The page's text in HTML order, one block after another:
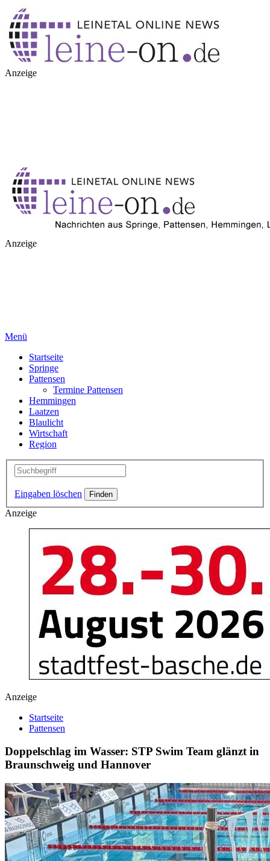
Anzeige
Anzeige
Menü
Startseite
Springe
Pattensen
Termine Pattensen
Hemmingen
Laatzen
Blaulicht
Wirtschaft
Region
Eingaben löschen
Anzeige
Anzeige
Startseite
Pattensen
Doppelschlag im Wasser: STP Swim Team glänzt in
Braunschweig und Hannover